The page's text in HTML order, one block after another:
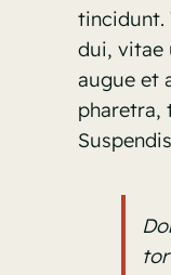
tincidunt.
dui, vitae
augue et
pharetra,